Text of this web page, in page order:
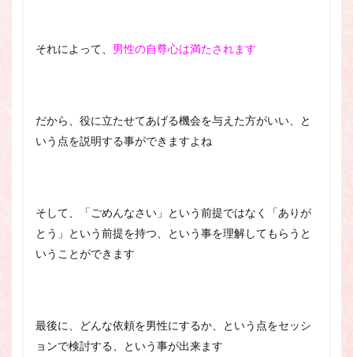
それによって、 男性の自尊心は満たされます
だから、役に立たせてあげる機会を与えた方がいい、と
いう点を説明する事ができますよね
そして、「ごめんなさい」という前提ではなく「ありが
とう」という前提を持つ、という事を理解してもらうと
いうことができます
最後に、どんな依頼を男性にするか、という点をセッシ
ョンで検討する、という事が出来ます